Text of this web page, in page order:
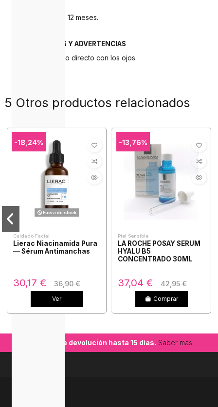
Una vez abierto 12 meses.
PRECAUCIONES Y ADVERTENCIAS
Evitar el contacto directo con los ojos.
5 Otros productos relacionados
-18,24%
Fuera de stock
Cuidado Facial
Lierac Niacinamida Pura
— Sérum Antimanchas
30,17 € 36,90 €
Ver
-13,76%
Piel Sensible
LA ROCHE POSAY SERUM
HYALU B5
CONCENTRADO 30ML
37,04 € 42,95 €
Comprar
-23,44%
Garantía de devolución hasta 15 días. Saber más